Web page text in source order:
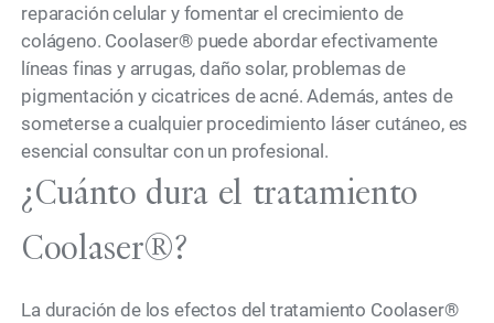
reparación celular y fomentar el crecimiento de
colágeno. Coolaser® puede abordar efectivamente
líneas finas y arrugas, daño solar, problemas de
pigmentación y cicatrices de acné. Además, antes de
someterse a cualquier procedimiento láser cutáneo, es
esencial consultar con un profesional.
¿Cuánto dura el tratamiento
Coolaser®?
La duración de los efectos del tratamiento Coolaser®